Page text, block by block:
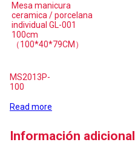
Mesa manicura
ceramica / porcelana
individual GL-001
100cm
（100*40*79CM）
MS2013P-
100
Read more
Información adicional